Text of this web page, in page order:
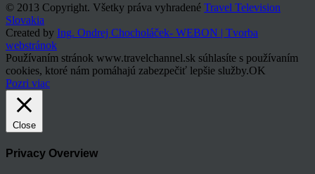
© 2013 Copyright. Všetky práva vyhradené Travel Television
Slovakia
Created by Ing. Ondrej Chocholáček- WEBON | Tvorba
webstránok
Používaním stránok www.travelchannel.sk súhlasíte s používaním
cookies, ktoré nám pomáhajú zabezpečiť lepšie služby.OK
Pozri viac
Close
Privacy Overview